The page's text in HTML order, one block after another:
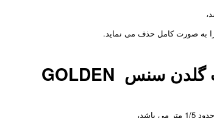
را به صورت کامل حذف می نماید.
ویژگی های کاوشگری دستگاه فلزیاب گلدن سنس GOLDEN